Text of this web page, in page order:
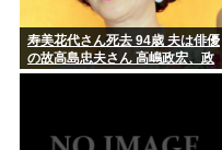
寿美花代さん死去 94歳 夫は俳優
の故高島忠夫さん 高嶋政宏、政
伸の母